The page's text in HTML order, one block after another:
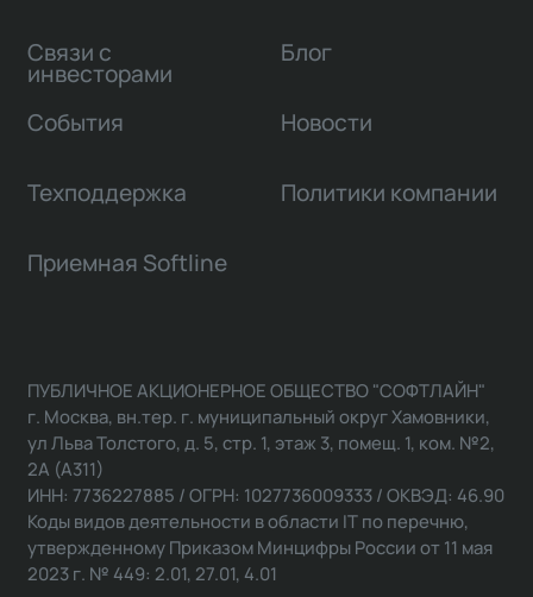
Связи с
инвесторами
Блог
События Новости
Техподдержка Политики компании
Приемная Softline
ПУБЛИЧНОЕ АКЦИОНЕРНОЕ ОБЩЕСТВО "СОФТЛАЙН"
г. Москва, вн.тер. г. муниципальный округ Хамовники,
ул Льва Толстого, д. 5, стр. 1, этаж 3, помещ. 1, ком. №2,
2А (А311)
ИНН: 7736227885 / ОГРН: 1027736009333 / ОКВЭД: 46.90
Коды видов деятельности в области IT по перечню,
утвержденному Приказом Минцифры России от 11 мая
2023 г. № 449: 2.01, 27.01, 4.01